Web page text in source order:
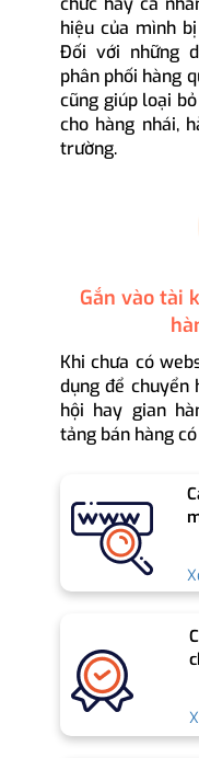
hiệu của mình
Đối với những
phân phối hàng
cũng giúp loại
cho hàng nhái,
trường.
Gắn vào tài
Khi chưa có
dụng để chuyển
hội hay gian
tảng bán hàng